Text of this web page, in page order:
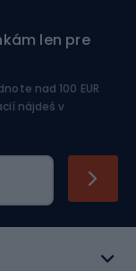
len pre
nad 100 EUR
nájdeš v